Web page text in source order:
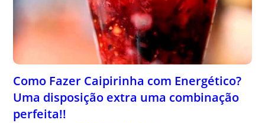
Como Fazer Caipirinha com Energético?
Uma disposição extra uma combinação
perfeita!!